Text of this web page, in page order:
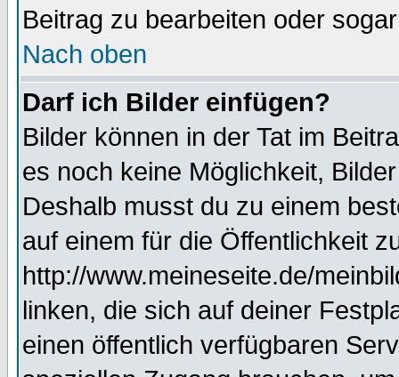
Beitrag zu bearbeiten oder
Nach oben
Darf ich Bilder einfügen?
Bilder können in der Tat im
es noch keine Möglichkeit,
Deshalb musst du zu einem
auf einem für die Öffentlichkeit
http://www.meineseite.de/
linken, die sich auf deiner
einen öffentlich verfügbaren